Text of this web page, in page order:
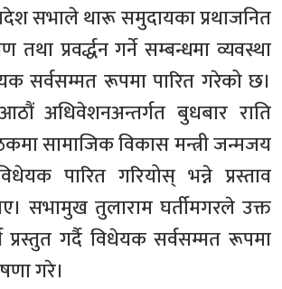
सभाले थारू समुदायका प्रथाजनित
तथा प्रवर्द्धन गर्ने सम्बन्धमा व्यवस्था
सर्वसम्मत रूपमा पारित गरेको छ।
अधिवेशनअन्तर्गत बुधबार राति
सामाजिक विकास मन्त्री जन्मजय
पारित गरियोस् भन्ने प्रस्ताव
सभामुख तुलाराम घर्तीमगरले उक्त
प्रस्तुत गर्दै विधेयक सर्वसम्मत रूपमा
गरे।